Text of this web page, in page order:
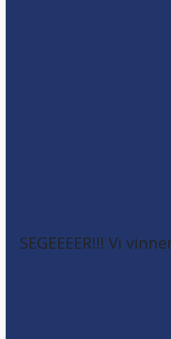
SEGEEEER!!! Vi